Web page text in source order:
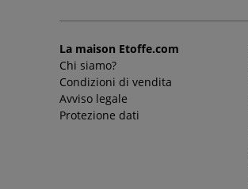
La maison Etoffe.com
Chi siamo?
Condizioni di vendita
Avviso legale
Protezione dati